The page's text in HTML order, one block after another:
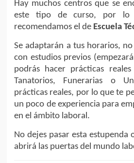
Hay muchos centros que se
este tipo de curso, por lo
recomendamos el de Escuela
Se adaptarán a tus horarios,
con estudios previos
podrás hacer prácticas
Tanatorios, Funerarias o
prácticas reales, por lo que te
un poco de experiencia para
en el ámbito laboral.
No dejes pasar esta
abrirá las puertas del mundo